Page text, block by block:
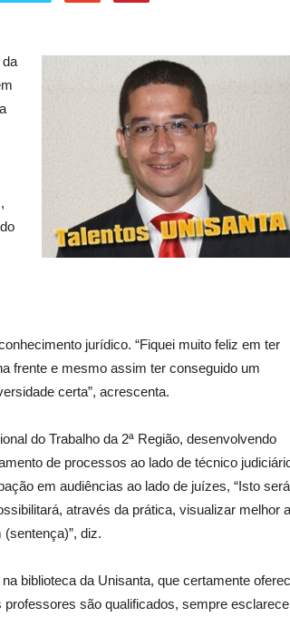
da
jurídico. “Fiquei muito feliz em ter
frente e mesmo assim ter conseguido um
certa”, acrescenta.
do Trabalho da 2ª Região, desenvolvendo
de processos ao lado de técnico
em audiências ao lado de juízes, “Isto será
através da prática, visualizar melhor a
diz.
biblioteca da Unisanta, que certamente
são qualificados, sempre